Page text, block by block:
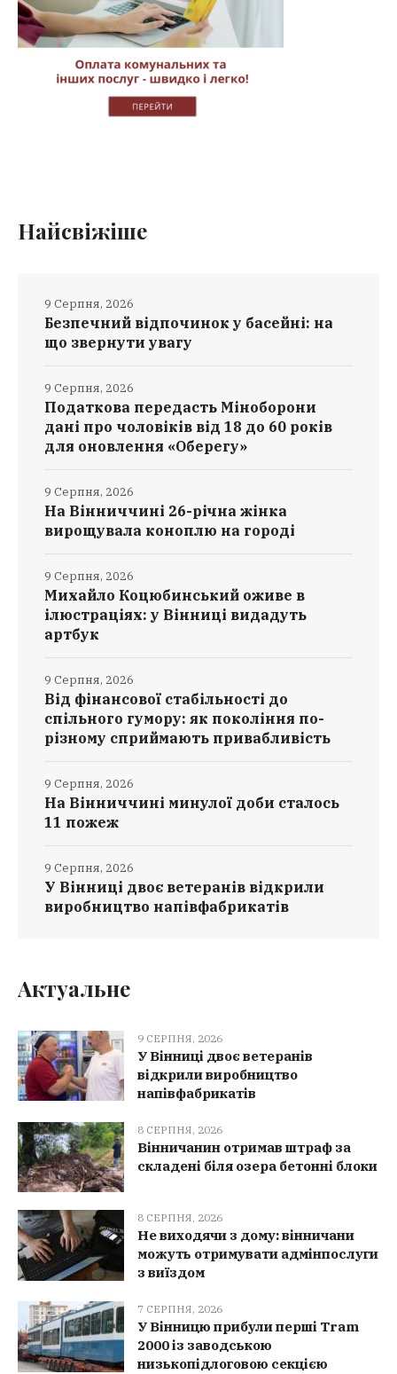
Найсвіжіше
Безпечний відпочинок у басейні: на
що звернути увагу
9 Серпня, 2026
Податкова передасть Міноборони
дані про чоловіків від 18 до 60 років
для оновлення «Оберегу»
9 Серпня, 2026
На Вінниччині 26-річна жінка
вирощувала коноплю на городі
9 Серпня, 2026
Михайло Коцюбинський оживе в
ілюстраціях: у Вінниці видадуть
артбук
9 Серпня, 2026
Від фінансової стабільності до
спільного гумору: як покоління по-
різному сприймають привабливість
9 Серпня, 2026
На Вінниччині минулої доби сталось
11 пожеж
9 Серпня, 2026
У Вінниці двоє ветеранів відкрили
виробництво напівфабрикатів
9 Серпня, 2026
Актуальне
9 СЕРПНЯ, 2026
У Вінниці двоє ветеранів
відкрили виробництво
напівфабрикатів
8 СЕРПНЯ, 2026
Вінничанин отримав штраф за
складені біля озера бетонні блоки
8 СЕРПНЯ, 2026
Не виходячи з дому: вінничани
можуть отримувати адмінпослуги
з виїздом
7 СЕРПНЯ, 2026
У Вінницю прибули перші Tram
2000 із заводською
низькопідлоговою секцією